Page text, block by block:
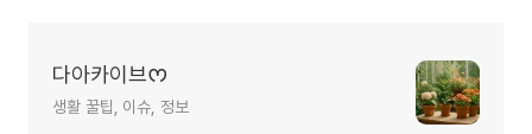
다아카이브ᰔ
생활 꿀팁, 이슈, 정보